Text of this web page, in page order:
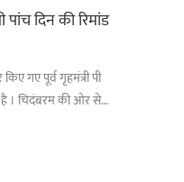
दिन की रिमांड
गए पूर्व गृहमंत्री पी
। चिदंबरम की ओर से…